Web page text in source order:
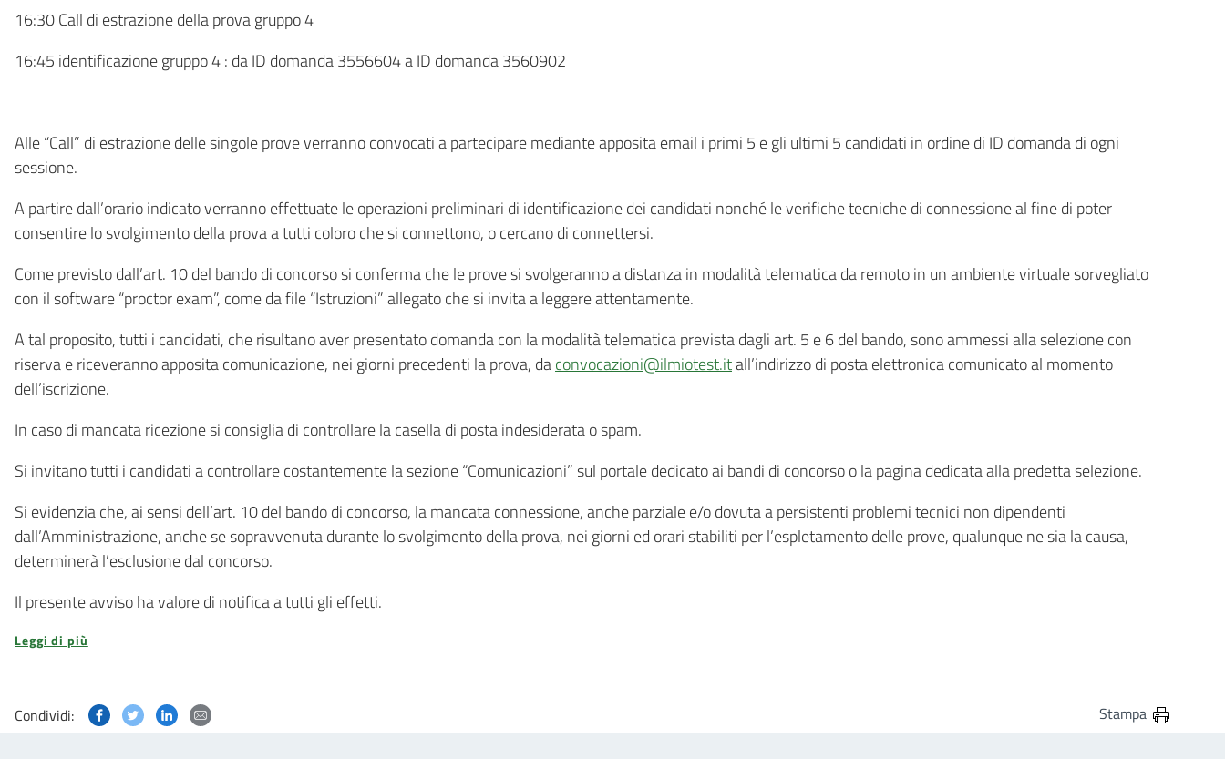
16:30 Call di estrazione della prova gruppo 4
16:45 identificazione gruppo 4 : da ID domanda 3556604 a ID domanda 3560902
Alle “Call” di estrazione delle singole prove verranno convocati a partecipare mediante apposita email i primi 5 e gli ultimi 5 candidati in ordine di ID domanda di ogni
sessione.
A partire dall’orario indicato verranno effettuate le operazioni preliminari di identificazione dei candidati nonché le verifiche tecniche di connessione al fine di poter
consentire lo svolgimento della prova a tutti coloro che si connettono, o cercano di connettersi.
Come previsto dall’art. 10 del bando di concorso si conferma che le prove si svolgeranno a distanza in modalità telematica da remoto in un ambiente virtuale sorvegliato
con il software “proctor exam”, come da file “Istruzioni” allegato che si invita a leggere attentamente.
A tal proposito, tutti i candidati, che risultano aver presentato domanda con la modalità telematica prevista dagli art. 5 e 6 del bando, sono ammessi alla selezione con
riserva e riceveranno apposita comunicazione, nei giorni precedenti la prova, daconvocazioni@ilmiotest.itall’indirizzo di posta elettronica comunicato al momento
dell’iscrizione.
In caso di mancata ricezione si consiglia di controllare la casella di posta indesiderata o spam.
Si invitano tutti i candidati a controllare costantemente la sezione “Comunicazioni” sul portale dedicato ai bandi di concorso o la pagina dedicata alla predetta selezione.
Si evidenzia che, ai sensi dell’art. 10 del bando di concorso, la mancata connessione, anche parziale e/o dovuta a persistenti problemi tecnici non dipendenti
dall’Amministrazione, anche se sopravvenuta durante lo svolgimento della prova, nei giorni ed orari stabiliti per l’espletamento delle prove, qualunque ne sia la causa,
determinerà l’esclusione dal concorso.
Il presente avviso ha valore di notifica a tutti gli effetti.
Leggi di più
Condividi: Condividi questa pagina su Facebook
Condividi questa pagina su Twitter
Condividi questa pagina su Linkedin Stampa